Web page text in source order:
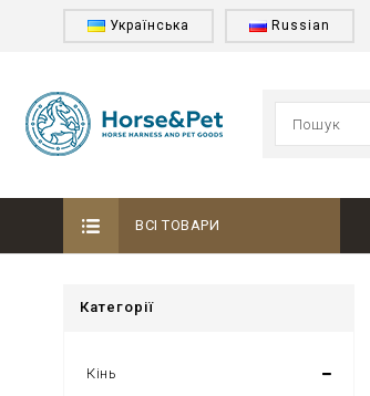
Українська Russian
ВСІ ТОВАРИ
Категорії
Кінь